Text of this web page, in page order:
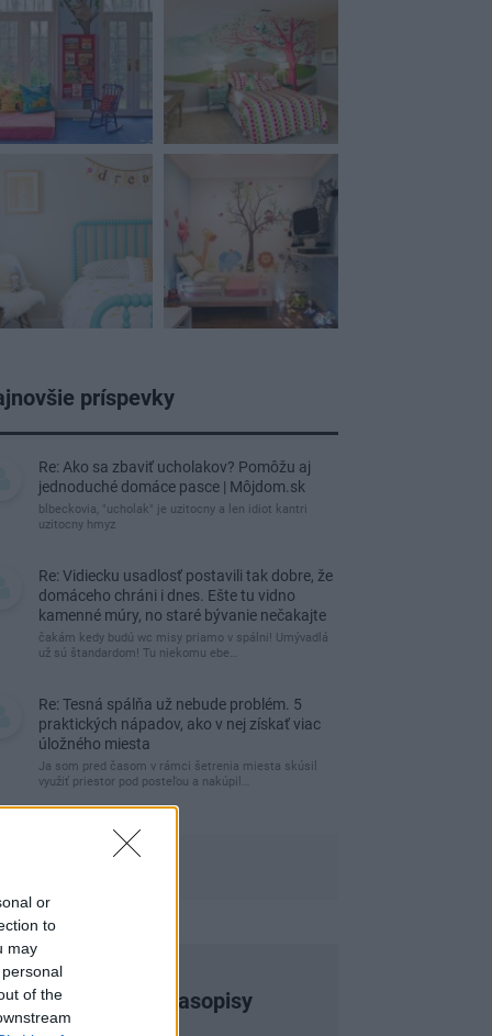
or
to
may
of the
príspevky
Re: Ako sa zbaviť ucholakov? Pomôžu aj
jednoduché domáce pasce | Môjdom.sk
blbeckovia, "ucholak" je uzitocny a len idiot kantri
uzitocny hmyz
Re: Vidiecku usadlosť postavili tak dobre, že
domáceho chráni i dnes. Ešte tu vidno
kamenné múry, no staré bývanie nečakajte
čakám kedy budú wc misy priamo v spálni! Umývadlá
už sú štandardom! Tu niekomu ebe…
Re: Tesná spálňa už nebude problém. 5
praktických nápadov, ako v nej získať viac
úložného miesta
Ja som pred časom v rámci šetrenia miesta skúsil
využiť priestor pod posteľou a nakúpil…
Najnovšie časopisy